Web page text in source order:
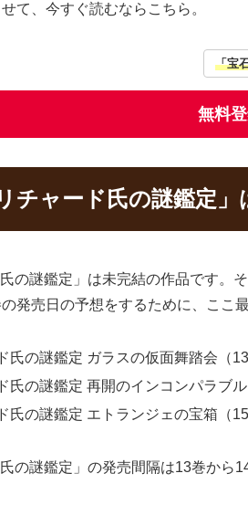
せて、今すぐ読むならこちら。
「宝
無料
チャード氏の謎鑑定
の謎鑑定」は未完結の作品です。
発売日の予想をするために、ここ
氏の謎鑑定 ガラスの仮面舞踏会（
氏の謎鑑定 再開のインコンパラブ
氏の謎鑑定 エトランジェの宝箱（
の謎鑑定」の発売間隔は13巻から